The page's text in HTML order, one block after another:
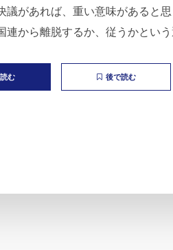
議があれば、重い意味があると
連から離脱するか、従うかとい
む 後で読む